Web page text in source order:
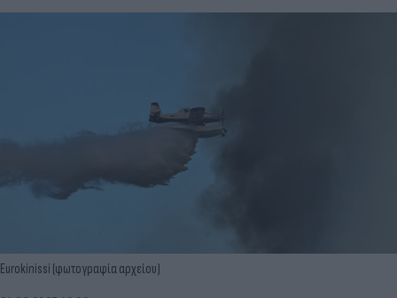
Eurokinissi (φωτογραφία αρχείου)